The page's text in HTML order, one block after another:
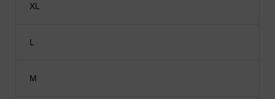
XL
L
M